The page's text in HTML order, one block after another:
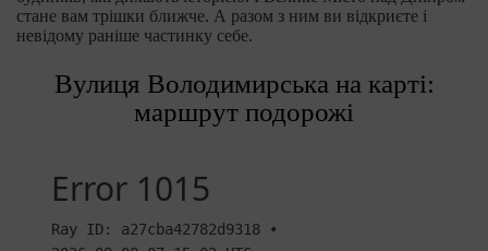
стане вам трішки ближче. А разом з ним ви відкриєте і
невідому раніше частинку себе.
Вулиця Володимирська на карті:
маршрут подорожі